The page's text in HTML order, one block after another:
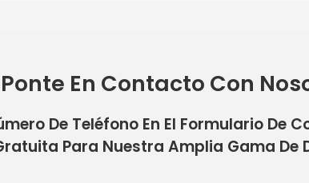
Ponte En Contacto Con
De Teléfono En El Formulario De
Para Nuestra Amplia Gama De